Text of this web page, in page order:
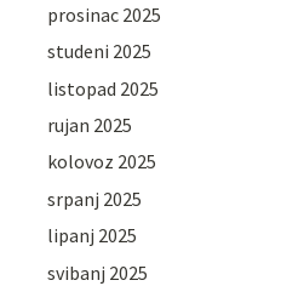
prosinac 2025
studeni 2025
listopad 2025
rujan 2025
kolovoz 2025
srpanj 2025
lipanj 2025
svibanj 2025